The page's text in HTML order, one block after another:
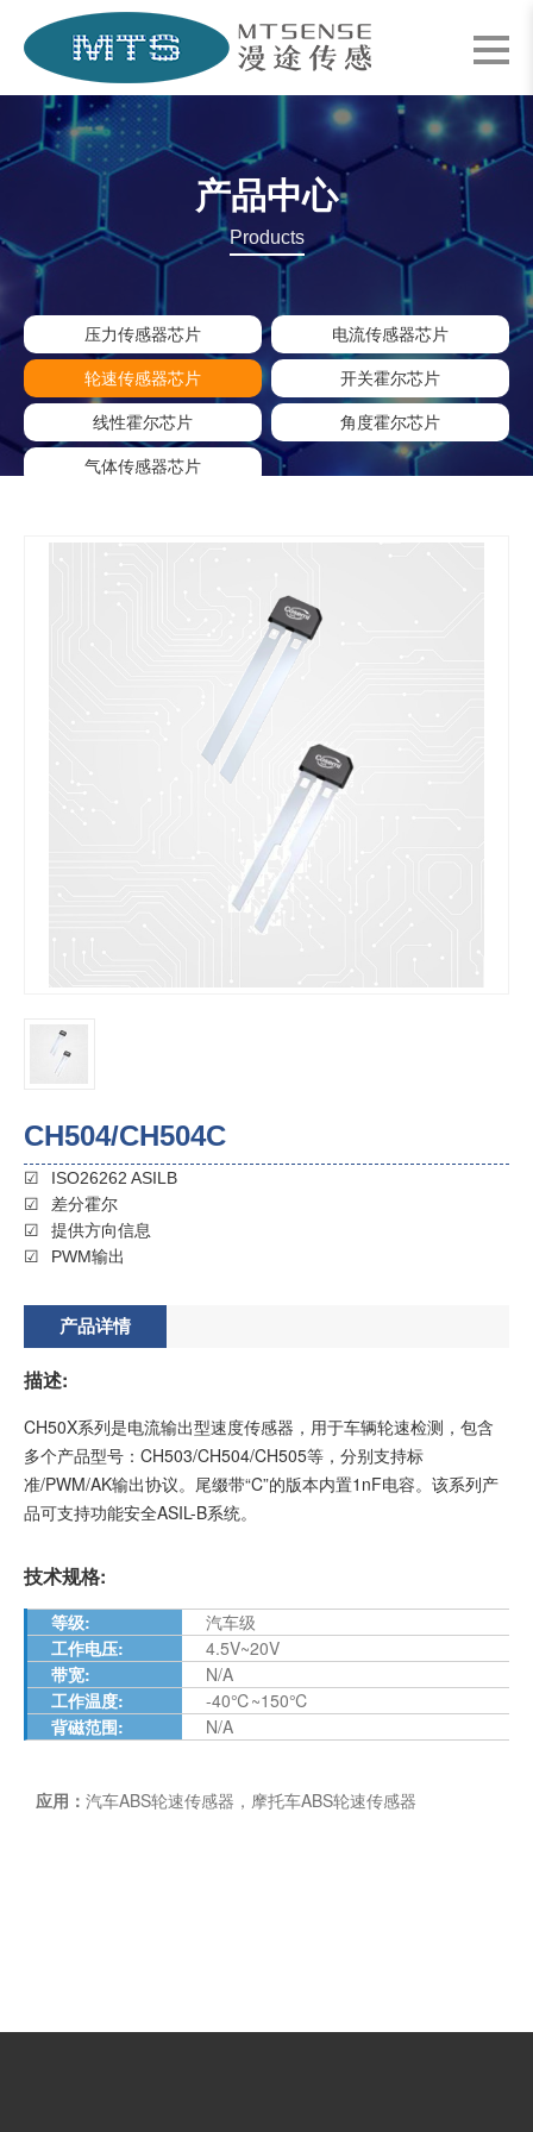
产品中心
Products
压力传感器芯片 电流传感器芯片
轮速传感器芯片 开关霍尔芯片
线性霍尔芯片 角度霍尔芯片
气体传感器芯片
CH504/CH504C
ISO26262 ASILB
差分霍尔
提供方向信息
PWM输出
产品详情
描述:
CH50X系列是电流输出型速度传感器，用于车辆轮速检测，包含
多个产品型号：CH503/CH504/CH505等，分别支持标
准/PWM/AK输出协议。尾缀带“C”的版本内置1nF电容。该系列产
品可支持功能安全ASIL-B系统。
技术规格:
等级:
汽车级
工作电压:
4.5V~20V
带宽:
N/A
工作温度:
-40℃~150℃
背磁范围: N/A
应用： 汽车ABS轮速传感器，摩托车ABS轮速传感器